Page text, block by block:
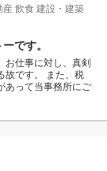
産 飲食 建設・建築
です。
お仕事に対し、真剣
故です。 また、税
あって当事務所にご